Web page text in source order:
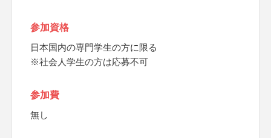
参加資格
日本国内の専門学生の方に限る
※社会人学生の方は応募不可
参加費
無し